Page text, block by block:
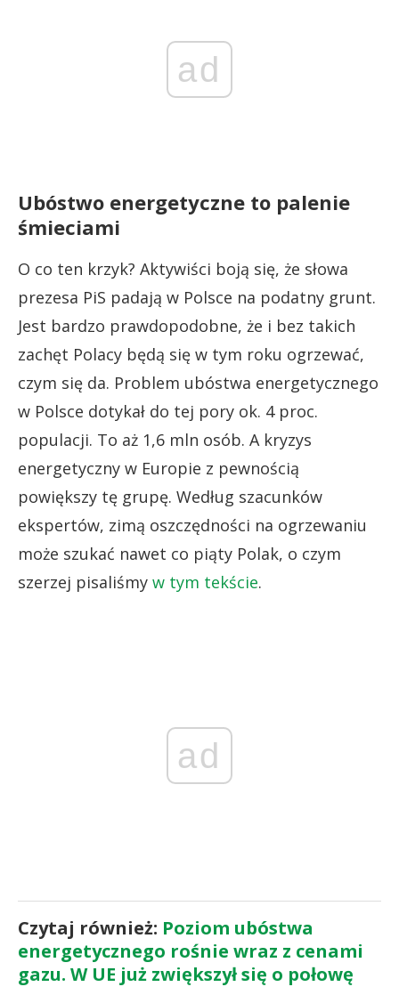
ad
Ubóstwo energetyczne to palenie
śmieciami
O co ten krzyk? Aktywiści boją się, że słowa
prezesa PiS padają w Polsce na podatny grunt.
Jest bardzo prawdopodobne, że i bez takich
zachęt Polacy będą się w tym roku ogrzewać,
czym się da. Problem ubóstwa energetycznego
w Polsce dotykał do tej pory ok. 4 proc.
populacji. To aż 1,6 mln osób. A kryzys
energetyczny w Europie z pewnością
powiększy tę grupę. Według szacunków
ekspertów, zimą oszczędności na ogrzewaniu
może szukać nawet co piąty Polak, o czym
szerzej pisaliśmy w tym tekście.
ad
Czytaj również: Poziom ubóstwa
energetycznego rośnie wraz z cenami
gazu. W UE już zwiększył się o połowę